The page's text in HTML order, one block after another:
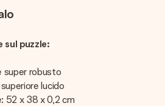
sul puzzle:
super robusto
lucido
52 x 38 x 0,2 cm